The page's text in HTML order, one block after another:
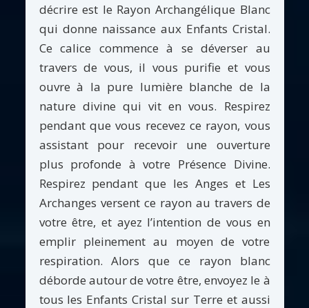
décrire est le Rayon Archangélique Blanc
qui donne naissance aux Enfants Cristal.
Ce calice commence à se déverser au
travers de vous, il vous purifie et vous
ouvre à la pure lumière blanche de la
nature divine qui vit en vous. Respirez
pendant que vous recevez ce rayon, vous
assistant pour recevoir une ouverture
plus profonde à votre Présence Divine.
Respirez pendant que les Anges et Les
Archanges versent ce rayon au travers de
votre être, et ayez l’intention de vous en
emplir pleinement au moyen de votre
respiration. Alors que ce rayon blanc
déborde autour de votre être, envoyez le à
tous les Enfants Cristal sur Terre et aussi